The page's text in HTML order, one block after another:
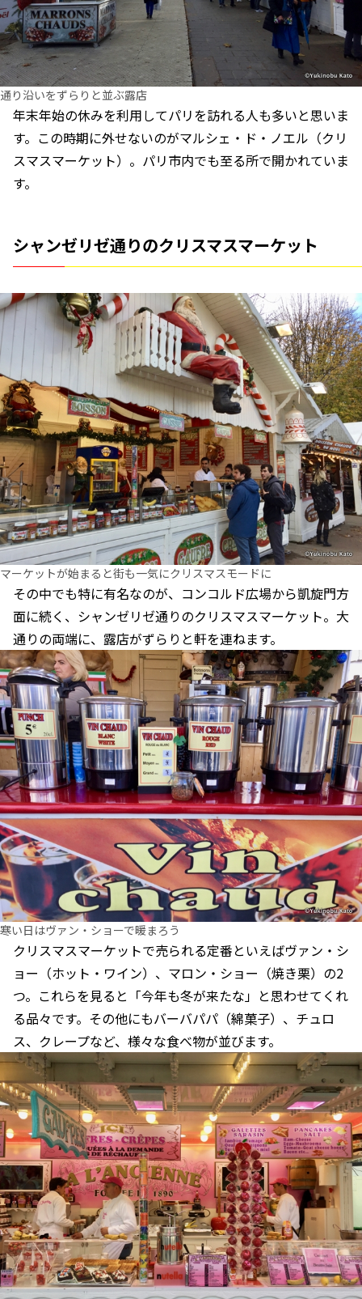
通り沿いをずらりと並ぶ露店
年末年始の休みを利用してパリを訪れる人も多いと思いま
す。この時期に外せないのがマルシェ・ド・ノエル（クリ
スマスマーケット）。パリ市内でも至る所で開かれていま
す。
シャンゼリゼ通りのクリスマスマーケット
マーケットが始まると街も一気にクリスマスモードに
その中でも特に有名なのが、コンコルド広場から凱旋門方
面に続く、シャンゼリゼ通りのクリスマスマーケット。大
通りの両端に、露店がずらりと軒を連ねます。
寒い日はヴァン・ショーで暖まろう
クリスマスマーケットで売られる定番といえばヴァン・シ
ョー（ホット・ワイン）、マロン・ショー（焼き栗）の2
つ。これらを見ると「今年も冬が来たな」と思わせてくれ
る品々です。その他にもバーバパパ（綿菓子）、チュロ
ス、クレープなど、様々な食べ物が並びます。